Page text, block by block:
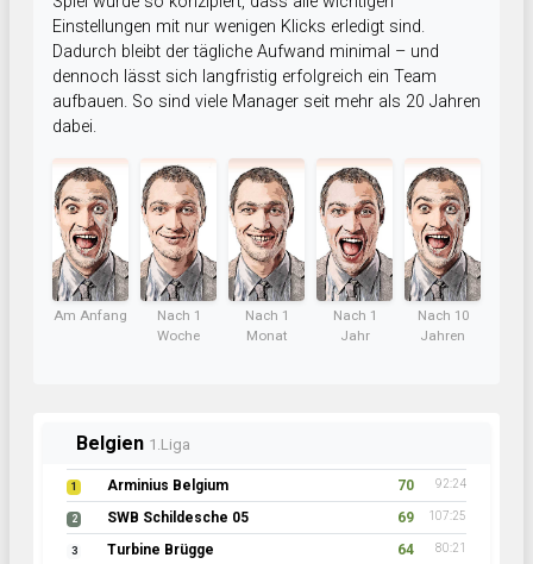
Einstellungen mit nur wenigen Klicks erledigt sind.
Dadurch bleibt der tägliche Aufwand minimal – und
dennoch lässt sich langfristig erfolgreich ein Team
aufbauen. So sind viele Manager seit mehr als 20 Jahren
dabei.
Am Anfang
Nach 1
Woche
Nach 1
Monat
Nach 1
Jahr
Nach 10
Jahren
Belgien 1.Liga
1 Arminius Belgium 70 92:24
2 SWB Schildesche 05 69 107:25
3 Turbine Brügge 64 80:21